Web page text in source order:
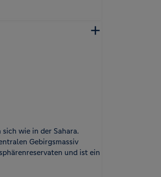
wie in der Sahara.
Gebirgsmassiv
und ist ein